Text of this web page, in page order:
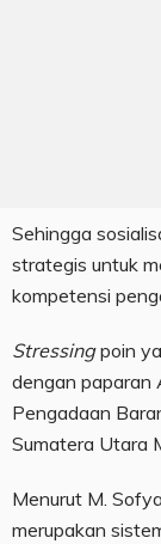
Sehingga
strategis untuk
kompetensi
Stressingpoin
dengan paparan
Pengadaan
Sumatera Utara
Menurut M.
merupakan